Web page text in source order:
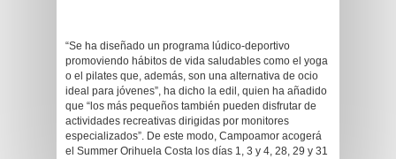
“Se ha diseñado un programa lúdico-deportivo
promoviendo hábitos de vida saludables como el yoga
o el pilates que, además, son una alternativa de ocio
ideal para jóvenes”, ha dicho la edil, quien ha añadido
que “los más pequeños también pueden disfrutar de
actividades recreativas dirigidas por monitores
especializados”. De este modo, Campoamor acogerá
el Summer Orihuela Costa los días 1, 3 y 4, 28, 29 y 31